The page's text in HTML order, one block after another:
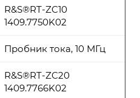
R&S®RT-ZC10
1409.7750K02
Пробник тока, 10 МГц
R&S®RT-ZC20
1409.7766K02